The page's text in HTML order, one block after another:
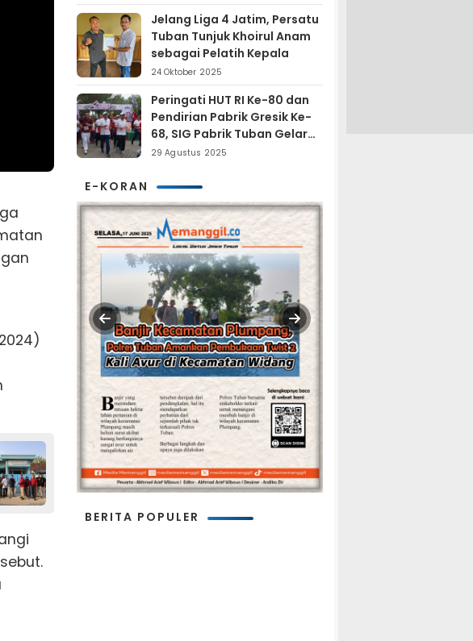
Jelang Liga 4 Jatim, Persatu
Tuban Tunjuk Khoirul Anam
sebagai Pelatih Kepala
24 Oktober 2025
Peringati HUT RI Ke-80 dan
Pendirian Pabrik Gresik Ke-
68, SIG Pabrik Tuban Gelar
Fun Trail Run
29 Agustus 2025
E-KORAN
BERITA POPULER